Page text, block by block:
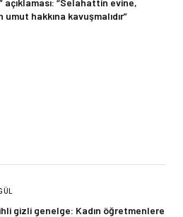
açıklaması: “Selahattin evine,
hakkına kavuşmalıdır”
gizli genelge: Kadın öğretmenlere